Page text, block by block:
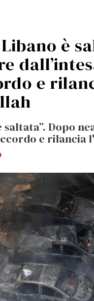
è
e
saltata”. Dopo
e rilancia